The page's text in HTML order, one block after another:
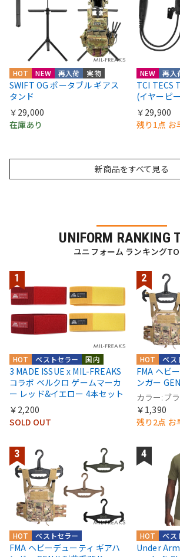
HOT NEW 再入荷 実物
SWIFT OG ポータブル ギアス
タンド
￥29,000
在庫あり
NEW 再入
TCI TECS
(イヤーピ
￥29,900
残り1点 お
新商品をすべて見る
UNIFORM RANKING
ユニフォーム ランキング
国内
ベストセラー
HOT
3 MADE ISSUE x MIL-FREAKS
コラボ ベルクロ ゲームマーカ
ー レッド&イエロー 4本セット
￥2,200
SOLD OUT
ベス
HOT
FMA ヘビ
ンガー
カラー:ブ
￥1,390
残り2点 お
ベストセラー
HOT
FMA ヘビーデューティ ギアハ
ベス
HOT
Under